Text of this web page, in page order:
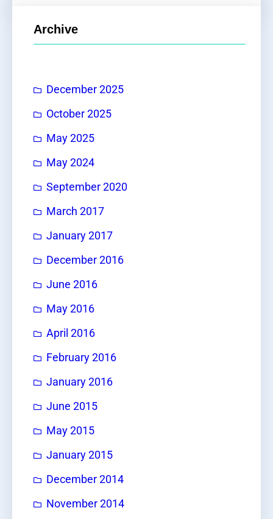
Archive
December 2025
October 2025
May 2025
May 2024
September 2020
March 2017
January 2017
December 2016
June 2016
May 2016
April 2016
February 2016
January 2016
June 2015
May 2015
January 2015
December 2014
November 2014